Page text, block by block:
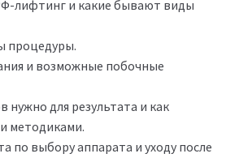
лифтинг и какие бывают виды
процедуры.
и возможные побочные
нужно для результата и как
методиками.
по выбору аппарата и уходу после